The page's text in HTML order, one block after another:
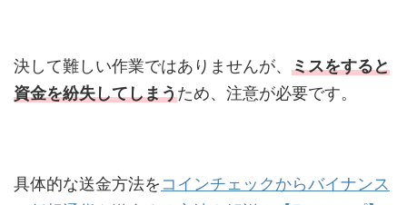
決して難しい作業ではありませんが、 ミスをすると
資金を紛失してしまうため、注意が必要です。
具体的な送金方法をコインチェックからバイナンス